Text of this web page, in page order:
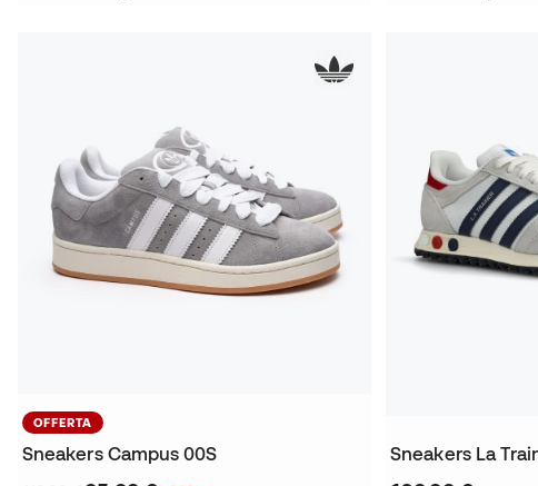
OFFERTA
Sneakers Campus 00S
Sneakers La